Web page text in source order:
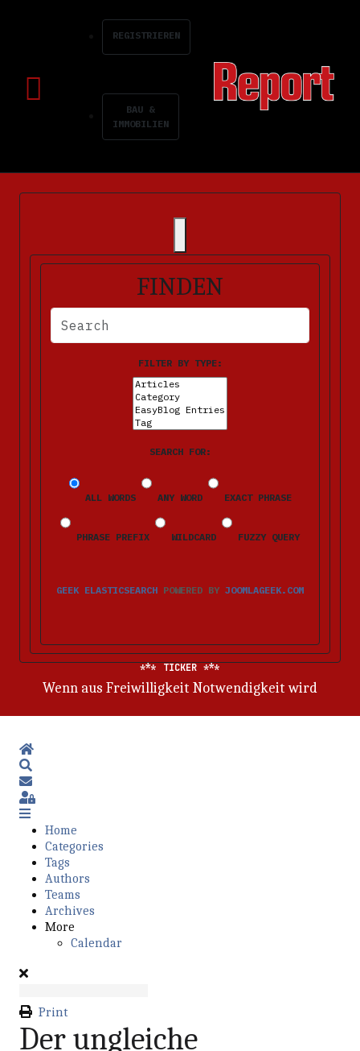
REGISTRIEREN
BAU &
IMMOBILIEN
FINDEN
BITTE FÜLLEN SIE DIE ERFORDERLICHEN FELDER AUS.
FILTER BY TYPE:
SEARCH FOR:
ALL WORDS ANY WORD EXACT PHRASE
PHRASE PREFIX WILDCARD FUZZY QUERY
GEEK ELASTICSEARCH POWERED BY JOOMLAGEEK.COM
TICKER
Wenn aus Freiwilligkeit Notwendigkeit wird
Home
Subscribe to blog
Sign In
Home
Categories
Tags
Authors
Teams
Archives
More
Calendar
Print
Der ungleiche